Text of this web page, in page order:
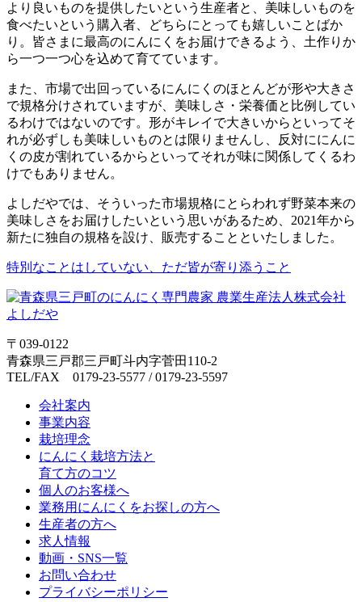
より良いものを提供したいという生産者と、美味しいものを
食べたいという購入者、どちらにとっても嬉しいことばか
り。皆さまに最高のにんにくをお届けできるよう、土作りか
ら一つ一つ心を込めて育てています。
また、市場で出回っているにんにくのほとんどが形や大きさ
で規格分けされていますが、美味しさ・栄養価と比例してい
るわけではないのです。形がキレイで大きいからといってそ
れが必ずしも美味しいものとは限りませんし、反対ににんに
くの皮が割れているからといってそれが味に関係してくるわ
けでもありません。
よしだやでは、そういった市場規格にとらわれず野菜本来の
美味しさをお届けしたいという思いがあるため、2021年から
新たに独自の規格を設け、販売することといたしました。
特別なことはしていない、ただ皆が寄り添うこと
〒039-0122
青森県三戸郡三戸町斗内字菅田110-2
TEL/FAX 0179-23-5577 / 0179-23-5597
会社案内
事業内容
栽培理念
にんにく栽培方法と
育て方のコツ
個人のお客様へ
業務用にんにくをお探しの方へ
生産者の方へ
求人情報
動画・SNS一覧
お問い合わせ
プライバシーポリシー